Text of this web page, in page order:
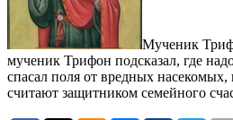
Мученик
мученик Трифон подсказал, где
спасал поля от вредных насекомых,
считают защитником семейного